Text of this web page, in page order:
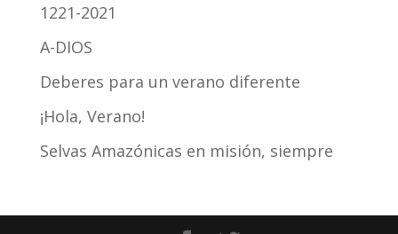
1221-2021
A-DIOS
Deberes para un verano diferente
¡Hola, Verano!
Selvas Amazónicas en misión, siempre